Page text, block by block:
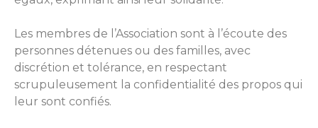
Les membres de l’Association sont à l’écoute des
personnes détenues ou des familles, avec
discrétion et tolérance, en respectant
scrupuleusement la confidentialité des propos qui
leur sont confiés.